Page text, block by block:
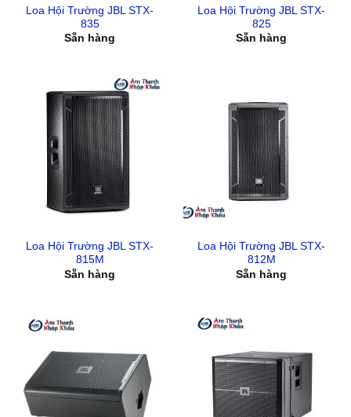
Loa Hội Trường JBL STX-
835
Sẵn hàng
Loa Hội Trường JBL STX-
825
Sẵn hàng
Loa Hội Trường JBL STX-
815M
Sẵn hàng
Loa Hội Trường JBL STX-
812M
Sẵn hàng